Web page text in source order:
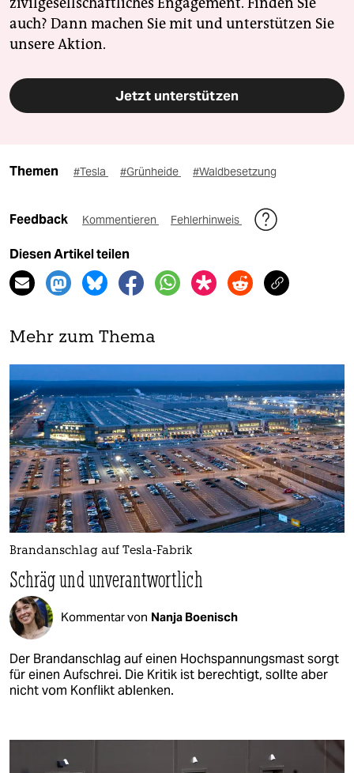
auch? Dann machen Sie mit und unterstützen Sie
unsere Aktion.
Jetzt unterstützen
Themen #Tesla #Grünheide #Waldbesetzung
Feedback Kommentieren Fehlerhinweis
Diesen Artikel teilen
Mehr zum Thema
Brandanschlag auf Tesla-Fabrik
Schräg und unverantwortlich
Kommentar von Nanja Boenisch
Der Brandanschlag auf einen Hochspannungsmast sorgt
für einen Aufschrei. Die Kritik ist berechtigt, sollte aber
nicht vom Konflikt ablenken.